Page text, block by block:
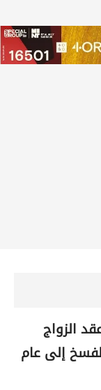
الزواج
إلى عام